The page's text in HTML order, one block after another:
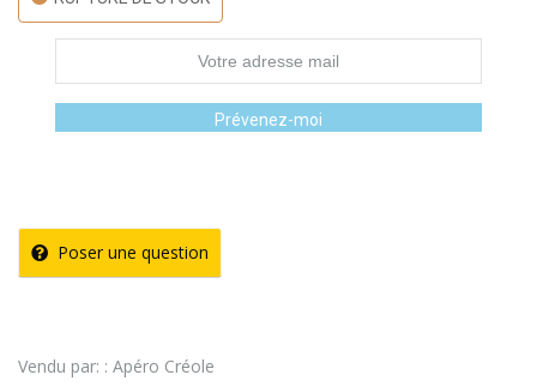
Prévenez-moi
Poser une question
Vendu par: : Apéro Créole